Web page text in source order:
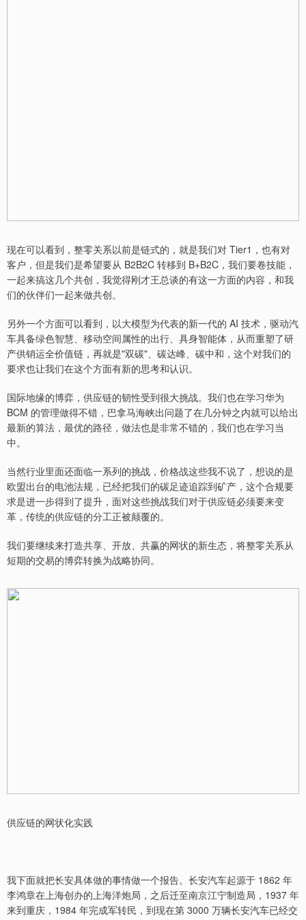
现在可以看到，整零关系以前是链式的，就是我们对 Tier1，也有对
客户，但是我们是希望要从 B2B2C 转移到 B+B2C，我们要卷技能，
一起来搞这几个共创，我觉得刚才王总谈的有这一方面的内容，和我
们的伙伴们一起来做共创。
另外一个方面可以看到，以大模型为代表的新一代的 AI 技术，驱动汽
车具备绿色智慧、移动空间属性的出行、具身智能体，从而重塑了研
产供销运全价值链，再就是"双碳"、碳达峰、碳中和，这个对我们的
要求也让我们在这个方面有新的思考和认识。
国际地缘的博弈，供应链的韧性受到很大挑战。我们也在学习华为
BCM 的管理做得不错，巴拿马海峡出问题了在几分钟之内就可以给出
最新的算法，最优的路径，做法也是非常不错的，我们也在学习当
中。
当然行业里面还面临一系列的挑战，价格战这些我不说了，想说的是
欧盟出台的电池法规，已经把我们的碳足迹追踪到矿产，这个合规要
求是进一步得到了提升，面对这些挑战我们对于供应链必须要来变
革，传统的供应链的分工正被颠覆的。
我们要继续来打造共享、开放、共赢的网状的新生态，将整零关系从
短期的交易的博弈转换为战略协同。
供应链的网状化实践
我下面就把长安具体做的事情做一个报告。长安汽车起源于 1862 年
李鸿章在上海创办的上海洋炮局，之后迁至南京江宁制造局，1937 年
来到重庆，1984 年完成军转民，到现在第 3000 万辆长安汽车已经交